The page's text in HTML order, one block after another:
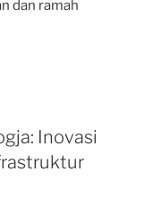
dan ramah
Inovasi